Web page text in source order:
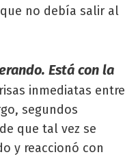
no debía salir al
Está con la
inmediatas entre
segundos
que tal vez se
y reaccionó con